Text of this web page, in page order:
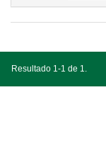
Resultado 1-1 de 1.